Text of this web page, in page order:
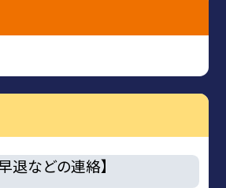
退などの連絡】